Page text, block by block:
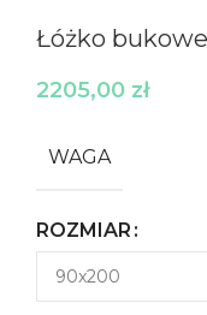
Łóżko
2205,00 zł
WAGA
ROZMIAR